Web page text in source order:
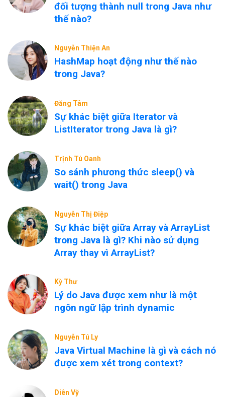
đối tượng thành null trong Java như
thế nào?
Nguyễn Thiện An
HashMap hoạt động như thế nào
trong Java?
Đăng Tâm
Sự khác biệt giữa Iterator và
ListIterator trong Java là gì?
Trịnh Tú Oanh
So sánh phương thức sleep() và
wait() trong Java
Nguyễn Thị Điệp
Sự khác biệt giữa Array và ArrayList
trong Java là gì? Khi nào sử dụng
Array thay vì ArrayList?
Kỳ Thư
Lý do Java được xem như là một
ngôn ngữ lập trình dynamic
Nguyễn Tú Ly
Java Virtual Machine là gì và cách nó
được xem xét trong context?
Diên Vỹ